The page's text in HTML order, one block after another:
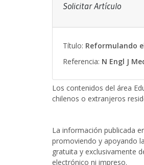
Solicitar Artículo
Título: Reformulando
Referencia: N Engl J
Los contenidos del área
chilenos o extranjeros
La información publicada
promoviendo y apoyando
gratuita y exclusivamente
electrónico ni impreso.